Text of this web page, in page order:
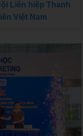
Liên hiệp Thanh
Việt Nam